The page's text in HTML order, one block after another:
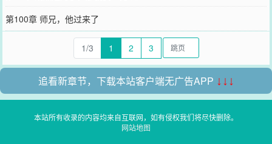
第100章 师兄，他过来了
1/3 1 2 3
追看新章节，下载本站客户端无广告APP ↓↓↓
本站所有收录的内容均来自互联网，如有侵权我们将尽快删除。
网站地图